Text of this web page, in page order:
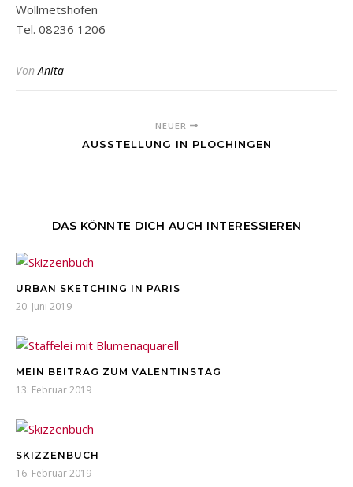
Wollmetshofen
Tel. 08236 1206
VonAnita
NEUER
AUSSTELLUNG IN PLOCHINGEN
DAS KÖNNTE DICH AUCH INTERESSIEREN
URBAN SKETCHING IN PARIS
20. Juni 2019
MEIN BEITRAG ZUM VALENTINSTAG
13. Februar 2019
SKIZZENBUCH
16. Februar 2019